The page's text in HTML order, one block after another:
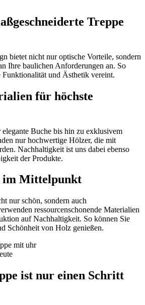
Treppe
bietet nicht nur optische Vorteile, sondern
Ihre baulichen Anforderungen an. So
Funktionalität und Ästhetik vereint.
für höchste
Buche bis hin zu exklusivem
nur hochwertige Hölzer, die mit
Nachhaltigkeit ist uns dabei ebenso
der Produkte.
im Mittelpunkt
nur schön, sondern auch
ressourcenschonende Materialien
auf Nachhaltigkeit. So können Sie
Schönheit von Holz genießen.
ist nur einen Schritt